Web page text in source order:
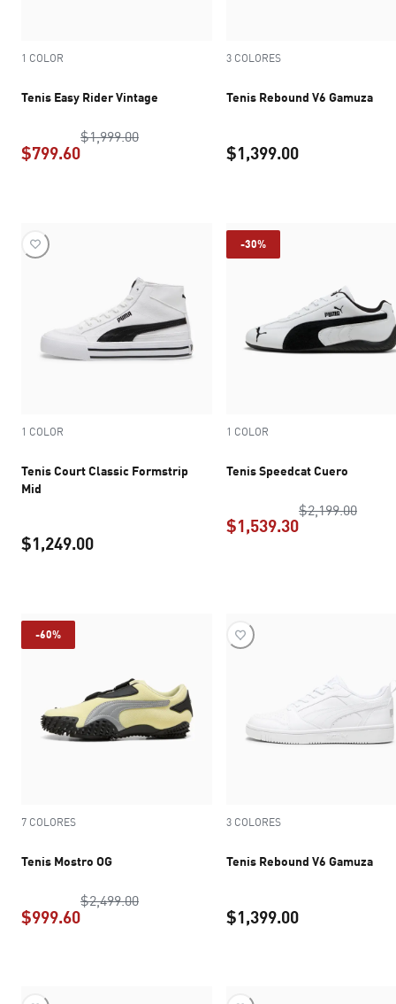
1 COLOR
Tenis Easy Rider Vintage
$1,999.00precio original $1,999.00
$799.60
3 COLORES
Tenis Rebound V6 Gamuza
$1,399.00
1 COLOR
Tenis Court Classic Formstrip
Mid
$1,249.00
-30%
1 COLOR
Tenis Speedcat Cuero
$2,199.00
$1,539.30
-60%
7 COLORES
Tenis Mostro OG
$2,499.00precio original $2,499.00
$999.60
3 COLORES
Tenis Rebound V6 Gamuza
$1,399.00